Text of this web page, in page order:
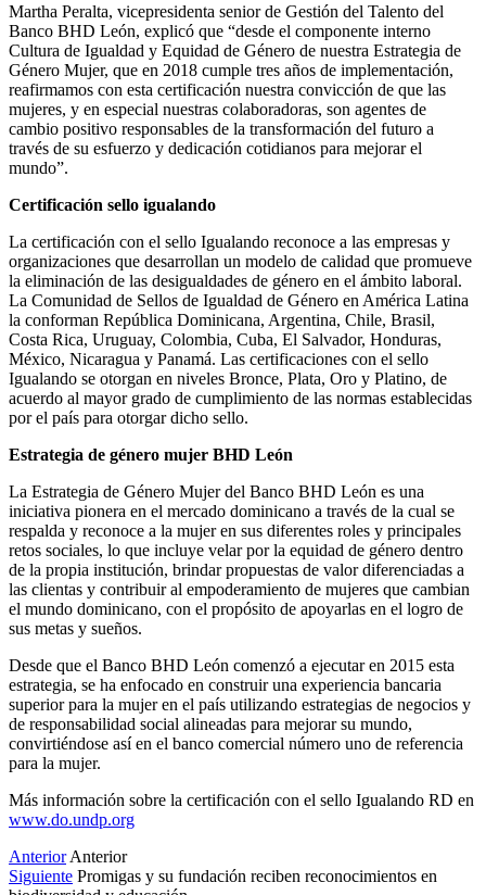
Martha Peralta, vicepresidenta senior de Gestión del Talento del
Banco BHD León, explicó que “desde el componente interno
Cultura de Igualdad y Equidad de Género de nuestra Estrategia de
Género Mujer, que en 2018 cumple tres años de implementación,
reafirmamos con esta certificación nuestra convicción de que las
mujeres, y en especial nuestras colaboradoras, son agentes de
cambio positivo responsables de la transformación del futuro a
través de su esfuerzo y dedicación cotidianos para mejorar el
mundo”.
Certificación sello igualando
La certificación con el sello Igualando reconoce a las empresas y
organizaciones que desarrollan un modelo de calidad que promueve
la eliminación de las desigualdades de género en el ámbito laboral.
La Comunidad de Sellos de Igualdad de Género en América Latina
la conforman República Dominicana, Argentina, Chile, Brasil,
Costa Rica, Uruguay, Colombia, Cuba, El Salvador, Honduras,
México, Nicaragua y Panamá. Las certificaciones con el sello
Igualando se otorgan en niveles Bronce, Plata, Oro y Platino, de
acuerdo al mayor grado de cumplimiento de las normas establecidas
por el país para otorgar dicho sello.
Estrategia de género mujer BHD León
La Estrategia de Género Mujer del Banco BHD León es una
iniciativa pionera en el mercado dominicano a través de la cual se
respalda y reconoce a la mujer en sus diferentes roles y principales
retos sociales, lo que incluye velar por la equidad de género dentro
de la propia institución, brindar propuestas de valor diferenciadas a
las clientas y contribuir al empoderamiento de mujeres que cambian
el mundo dominicano, con el propósito de apoyarlas en el logro de
sus metas y sueños.
Desde que el Banco BHD León comenzó a ejecutar en 2015 esta
estrategia, se ha enfocado en construir una experiencia bancaria
superior para la mujer en el país utilizando estrategias de negocios y
de responsabilidad social alineadas para mejorar su mundo,
convirtiéndose así en el banco comercial número uno de referencia
para la mujer.
Más información sobre la certificación con el sello Igualando RD en
www.do.undp.org
Anterior Anterior
Siguiente Promigas y su fundación reciben reconocimientos en